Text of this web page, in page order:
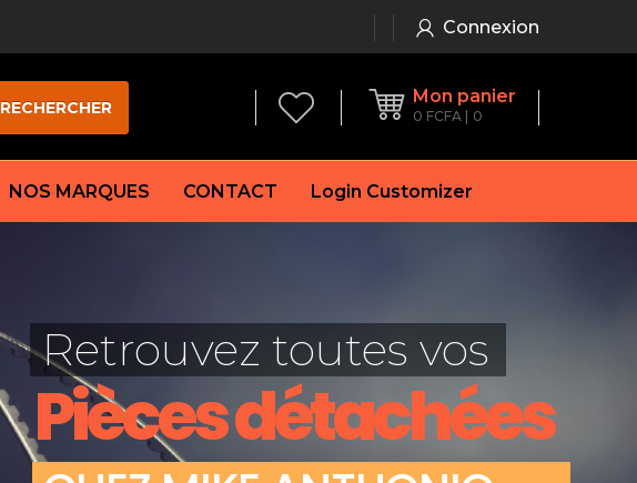
Connexion
RECHERCHER
Mon panier
0 FCFA 0
Garniture
Flexible de frein
Huile de frein
Mâchoires de frein
Jeu de plaquettes de frein
Démarreur
Feu arrière
NOS MARQUES CONTACT Login Customizer
Pièces détachées
Retrouvez toutes vos